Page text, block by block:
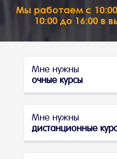
Мы работаем с
10:00 до 16:00 в
Мне нужны
очные курсы
Мне нужны
дистанционные